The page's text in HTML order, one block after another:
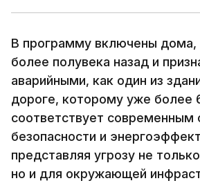
В программу включены дома,
более полувека назад и
аварийными, как один из
дороге, которому уже более
соответствует современным
безопасности и
представляя угрозу не
но и для окружающей